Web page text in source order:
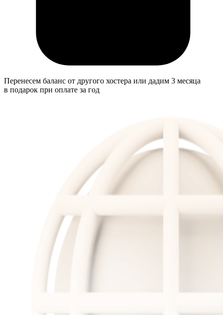
Перенесем баланс от другого хостера или дадим 3 месяца
в подарок при оплате за год